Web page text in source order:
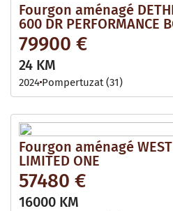
Fourgon aménagé
600 DR PERFORMANCE
79900 €
24 KM
2024 Pompertuzat (31)
Fourgon aménagé
LIMITED ONE
57480 €
16000 KM